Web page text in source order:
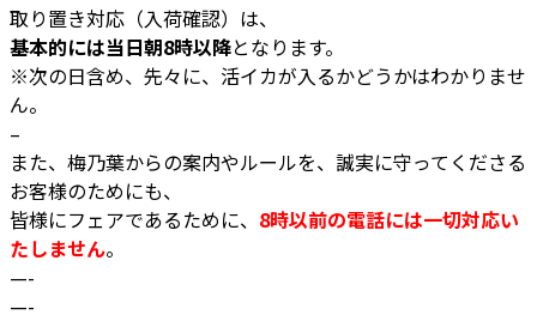
取り置き対応（入荷確認）は、
基本的には当日朝8時以降となります。
※次の日含め、先々に、活イカが入るかどうかはわかりませ
ん。
–
また、梅乃葉からの案内やルールを、誠実に守ってくださる
お客様のためにも、
皆様にフェアであるために、 8時以前の電話には一切対応い
たしません。
—-
—-